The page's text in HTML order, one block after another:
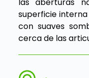
superficie
con suaves
cerca de las